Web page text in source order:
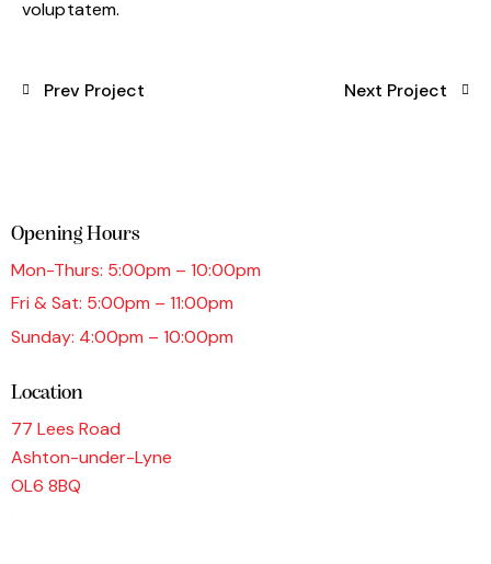
voluptatem.
Prev Project Next Project
Opening Hours
Mon-Thurs: 5:00pm – 10:00pm
Fri & Sat: 5:00pm – 11:00pm
Sunday: 4:00pm – 10:00pm
Location
77 Lees Road
Ashton-under-Lyne
OL6 8BQ